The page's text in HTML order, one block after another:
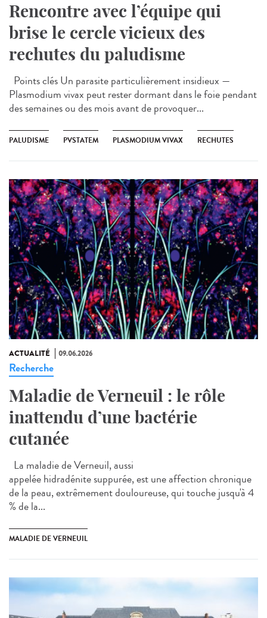
Rencontre avec l’équipe qui
brise le cercle vicieux des
rechutes du paludisme
Points clés Un parasite particulièrement insidieux —
Plasmodium vivax peut rester dormant dans le foie pendant
des semaines ou des mois avant de provoquer...
PALUDISME PVSTATEM PLASMODIUM VIVAX RECHUTES
ACTUALITÉ 09.06.2026
Recherche
Maladie de Verneuil : le rôle
inattendu d’une bactérie
cutanée
La maladie de Verneuil, aussi
appelée hidradénite suppurée, est une affection chronique
de la peau, extrêmement douloureuse, qui touche jusqu'à 4
% de la...
MALADIE DE VERNEUIL